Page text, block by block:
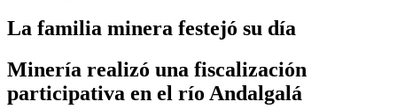
La familia minera festejó su día
Minería realizó una fiscalización
participativa en el río Andalgalá